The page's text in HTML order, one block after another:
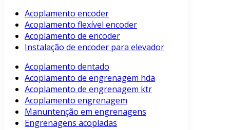
Acoplamento encoder
Acoplamento flexível encoder
Acoplamento de encoder
Instalação de encoder para elevador
Acoplamento dentado
Acoplamento de engrenagem hda
Acoplamento de engrenagem ktr
Acoplamento engrenagem
Manuntenção em engrenagens
Engrenagens acopladas